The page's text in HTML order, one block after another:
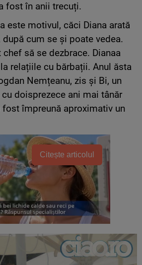
fost în anii trecuți.
este motivul, căci Diana arată
cum se și poate vedea.
chef să se dezbrace. Dianaa
relațiile cu bărbații. Anul ăsta
Nemțeanu, zis și Bi, un
doisprezece ani mai tânăr
fost împreună aproximativ un
Citește articolul